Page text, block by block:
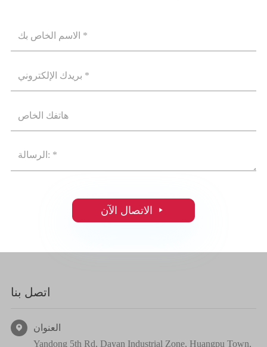

اتصل بنا

العنوان
Yandong 5th Rd, Dayan Industrial Zone, Huangpu Town,